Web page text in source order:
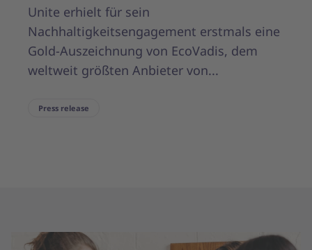
Unite erhielt für sein
Nachhaltigkeitsengagement erstmals eine
Gold-Auszeichnung von EcoVadis, dem
weltweit größten Anbieter von...
Press release